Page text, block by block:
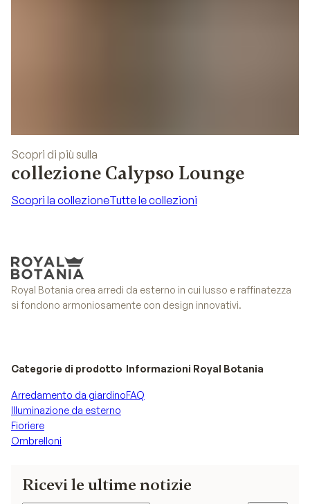
Scopri di più sulla
collezione Calypso Lounge
Scopri la collezioneTutte le collezioni
Royal Botania crea arredi da esterno in cui lusso e raffinatezza
si fondono armoniosamente con design innovativi.
Ricevi le ultime notizie
Categorie di prodotto
Arredamento da giardino
Illuminazione da esterno
Fioriere
Ombrelloni
Informazioni Royal Botania
FAQ